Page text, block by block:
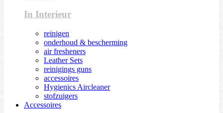
In Interieur
reinigen
onderhoud & bescherming
air fresheners
Leather Sets
reinigings guns
accessoires
Hygienics Aircleaner
stofzuigers
Accessoires